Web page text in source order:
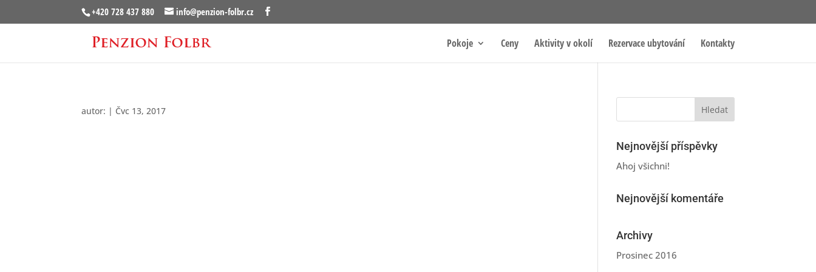
+420 728 437 880 info@penzion-folbr.cz
Pokoje Ceny Aktivity v okolí Rezervace ubytování Kontakty
autor: | Čvc 13, 2017
Nejnovější příspěvky
Ahoj všichni!
Nejnovější komentáře
Archivy
Prosinec 2016